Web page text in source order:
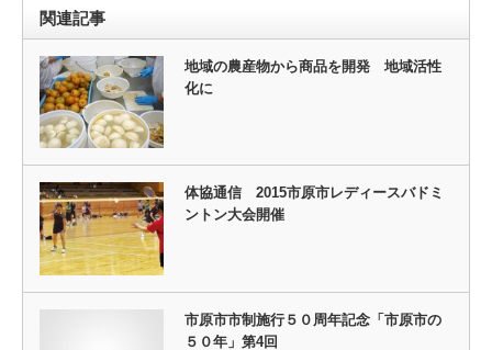
関連記事
地域の農産物から商品を開発 地域活性
化に
体協通信 2015市原市レディースバドミ
ントン大会開催
市原市市制施行５０周年記念「市原市の
５０年」第4回